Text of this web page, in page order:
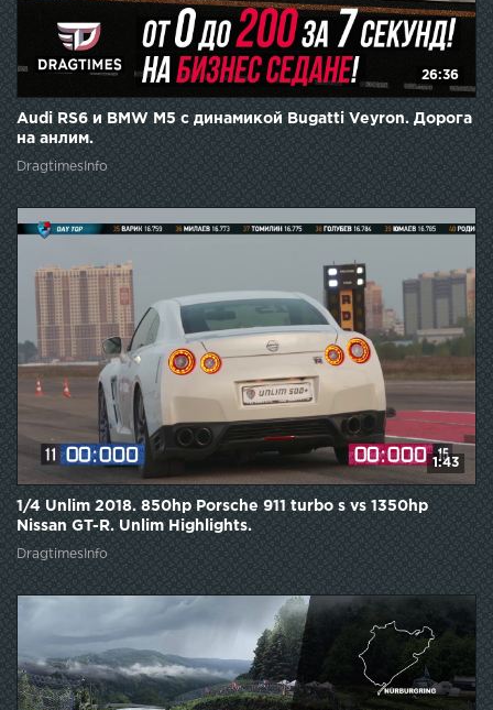
26:36
Audi RS6 и BMW M5 с динамикой Bugatti Veyron. Дорога
на анлим.
DragtimesInfo
1:43
1/4 Unlim 2018. 850hp Porsche 911 turbo s vs 1350hp
Nissan GT-R. Unlim Highlights.
DragtimesInfo